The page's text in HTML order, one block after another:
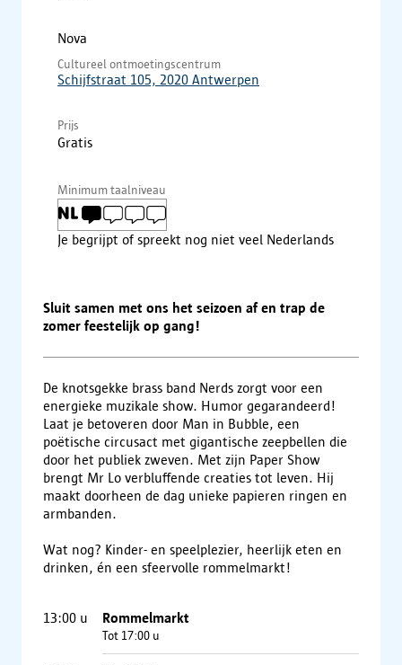
Nova
Cultureel ontmoetingscentrum
Schijfstraat 105, 2020 Antwerpen
Prijs
Gratis
Minimum taalniveau
Je begrijpt of spreekt nog niet veel Nederlands
Sluit samen met ons het seizoen af en trap de
zomer feestelijk op gang!
De knotsgekke brass band Nerds zorgt voor een
energieke muzikale show. Humor gegarandeerd!
Laat je betoveren door Man in Bubble, een
poëtische circusact met gigantische zeepbellen die
door het publiek zweven. Met zijn Paper Show
brengt Mr Lo verbluffende creaties tot leven. Hij
maakt doorheen de dag unieke papieren ringen en
armbanden.
Wat nog? Kinder- en speelplezier, heerlijk eten en
drinken, én een sfeervolle rommelmarkt!
13:00 u Rommelmarkt
Tot 17:00 u